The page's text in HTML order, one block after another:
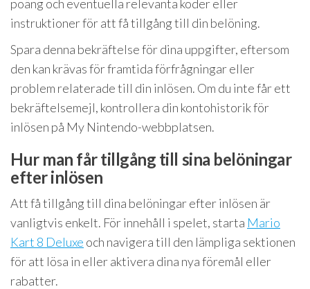
poäng och eventuella relevanta koder eller
instruktioner för att få tillgång till din belöning.
Spara denna bekräftelse för dina uppgifter, eftersom
den kan krävas för framtida förfrågningar eller
problem relaterade till din inlösen. Om du inte får ett
bekräftelsemejl, kontrollera din kontohistorik för
inlösen på My Nintendo-webbplatsen.
Hur man får tillgång till sina belöningar
efter inlösen
Att få tillgång till dina belöningar efter inlösen är
vanligtvis enkelt. För innehåll i spelet, starta Mario
Kart 8 Deluxe och navigera till den lämpliga sektionen
för att lösa in eller aktivera dina nya föremål eller
rabatter.